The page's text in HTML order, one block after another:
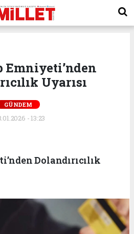
Emniyeti’nden
Uyarısı
GÜNDEM
- 13:23
Dolandırıcılık